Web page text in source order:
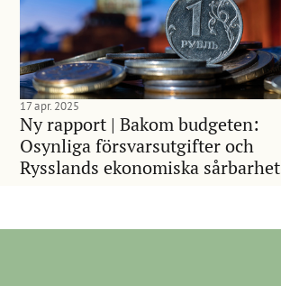
Ny rapport | Bakom budgeten:
Osynliga försvarsutgifter och
Rysslands ekonomiska sårbarhet
17 apr. 2025